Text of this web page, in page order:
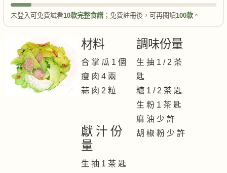
未登入可免費試看10款完整食譜 ；免費註冊後，可再閱讀100款 。
材料
合 掌 瓜 1 個
瘦 肉 4 兩
蒜 肉 2 粒
獻 汁 份
量
生 抽 1 茶 匙
調味份量
生 抽 1 / 2 茶
匙
糖 1 / 2 茶 匙
生 粉 1 茶 匙
麻 油 少 許
胡 椒 粉 少 許